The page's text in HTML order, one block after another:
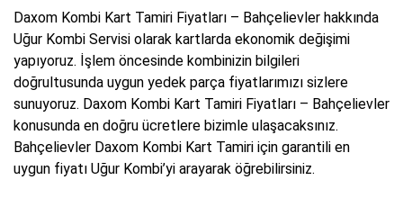
Daxom Kombi Kart Tamiri Fiyatları – Bahçelievler hakkında
Uğur Kombi Servisi olarak kartlarda ekonomik değişimi
yapıyoruz. İşlem öncesinde kombinizin bilgileri
doğrultusunda uygun yedek parça fiyatlarımızı sizlere
sunuyoruz. Daxom Kombi Kart Tamiri Fiyatları – Bahçelievler
konusunda en doğru ücretlere bizimle ulaşacaksınız.
Bahçelievler Daxom Kombi Kart Tamiri için garantili en
uygun fiyatı Uğur Kombi’yi arayarak öğrebilirsiniz.